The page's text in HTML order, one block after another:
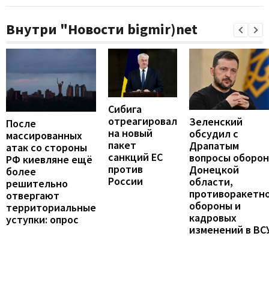
Внутри "Новости bigmir)net
После
массированных
атак со стороны
РФ киевляне ещё
более
решительно
отвергают
территориальные
уступки: опрос
Сибига
отреагировал
на новый
пакет
санкций ЕС
против
России
Зеленский
обсудил с
Драпатым
вопросы
Донецкой
области,
обороны и
кадровых
изменений в